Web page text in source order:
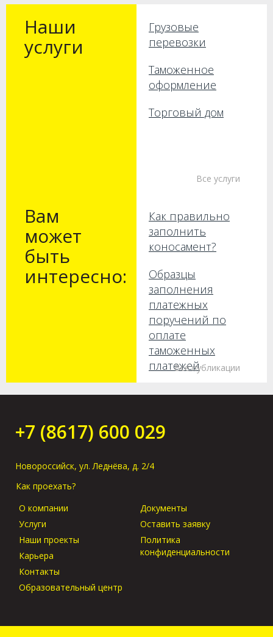
Наши
услуги
Грузовые
перевозки
Таможенное
оформление
Торговый дом
Все услуги
Вам
может
быть
интересно:
Как правильно
заполнить
коносамент?
Образцы
заполнения
платежных
поручений по
оплате
таможенных
платежей
Как получить груз
оригиналов в
порту прибытия?
Все публикации
+7 (8617) 600 029
Новороссийск, ул. Леднёва, д. 2/4
Как проехать?
О компании
Услуги
Наши проекты
Карьера
Контакты
Образовательный центр
Документы
Оставить заявку
Политика
конфиденциальности